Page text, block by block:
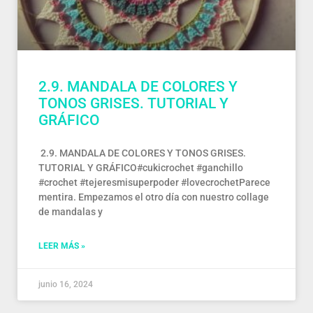
2.9. MANDALA DE COLORES Y
TONOS GRISES. TUTORIAL Y
GRÁFICO
2.9. MANDALA DE COLORES Y TONOS GRISES.
TUTORIAL Y GRÁFICO#cukicrochet #ganchillo
#crochet #tejeresmisuperpoder #lovecrochetParece
mentira. Empezamos el otro día con nuestro collage
de mandalas y
LEER MÁS »
junio 16, 2024